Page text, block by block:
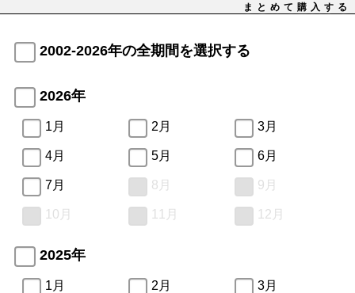
まとめて購入する
2002-2026年の全期間を選択する
2026年
1月 2月 3月
4月 5月 6月
7月 8月 9月
10月 11月 12月
2025年
1月 2月 3月